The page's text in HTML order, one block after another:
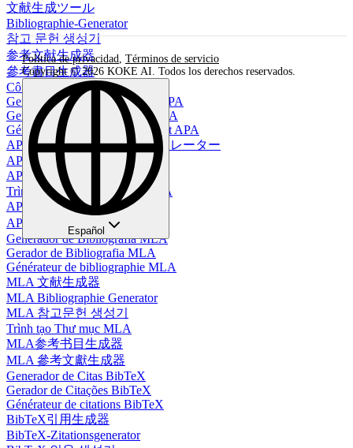
文献生成ツール
Bibliographie-Generator
참고 문헌 생성기
参考文献生成器
參考書目生成器
Công cụ tạo danh mục tài liệu
Generador de Tablas en Estilo APA
Gerador de Tabelas no Estilo APA
Générateur de tableaux au format APA
APAスタイルテーブルジェネレーター
APA-Tabellengenerator
APA 스타일 테이블 생성기
Trình Tạo Bảng Định Dạng APA
APA格式表格生成器
APA 格式表生成器
Generador de Bibliografía MLA
Gerador de Bibliografia MLA
Générateur de bibliographie MLA
MLA 文献生成器
MLA Bibliographie Generator
MLA 참고문헌 생성기
Trình tạo Thư mục MLA
MLA参考书目生成器
MLA 參考文獻生成器
Generador de Citas BibTeX
Gerador de Citações BibTeX
Générateur de citations BibTeX
BibTeX引用生成器
BibTeX-Zitationsgenerator
Política de privacidad, Términos de servicio
Copyright © 2026 KOKE AI. Todos los derechos reservados.
Español